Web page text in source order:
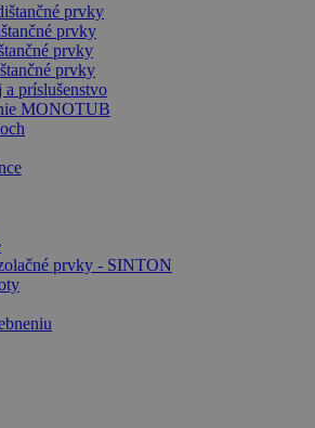
prvky
prvky
prvky
prvky
príslušenstvo
MONOTUB
prvky - SINTON